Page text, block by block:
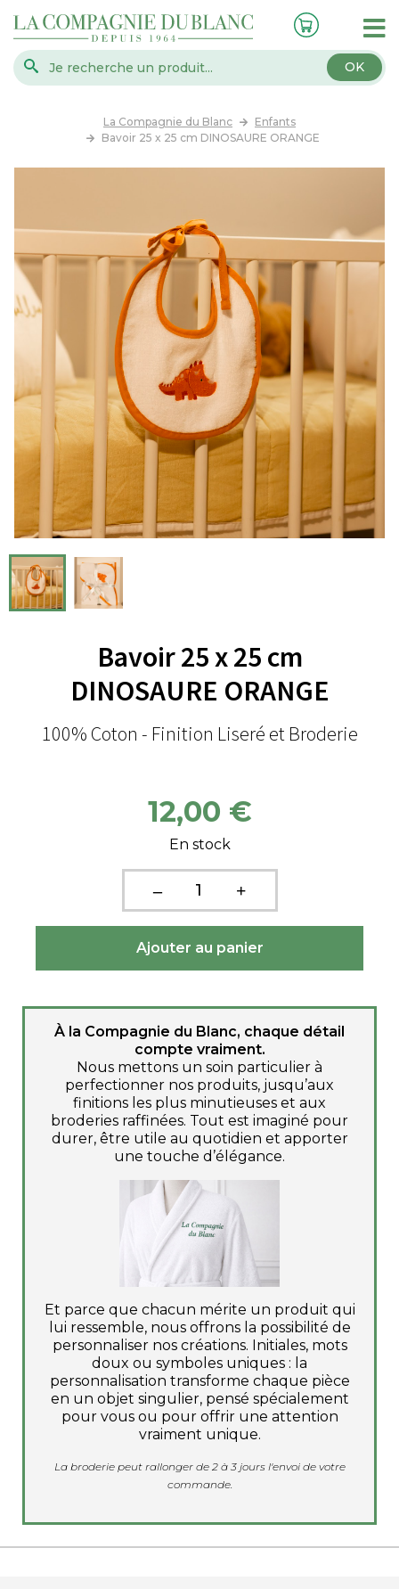
OK
La Compagnie du Blanc
Enfants
Bavoir 25 x 25 cm DINOSAURE ORANGE
Bavoir 25 x 25 cm
DINOSAURE ORANGE
100% Coton - Finition Liseré et Broderie
12,00 €
En stock
À la Compagnie du Blanc, chaque détail
compte vraiment.
Nous mettons un soin particulier à
perfectionner nos produits, jusqu’aux
finitions les plus minutieuses et aux
broderies raffinées. Tout est imaginé pour
durer, être utile au quotidien et apporter
une touche d’élégance.
Et parce que chacun mérite un produit qui
lui ressemble, nous offrons la possibilité de
personnaliser nos créations. Initiales, mots
doux ou symboles uniques : la
personnalisation transforme chaque pièce
en un objet singulier, pensé spécialement
pour vous ou pour offrir une attention
vraiment unique.
La broderie peut rallonger de 2 à 3 jours l'envoi de votre
commande.